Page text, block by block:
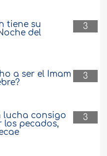
3
tiene su
del
3
a ser el Imam
3
lucha consigo
pecados,